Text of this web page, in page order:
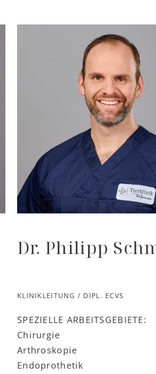
Dr. Philipp
KLINIKLEITUNG / DIPL. ECVS
SPEZIELLE ARBEITSGEBIETE:
Chirurgie
Arthroskopie
Endoprothetik